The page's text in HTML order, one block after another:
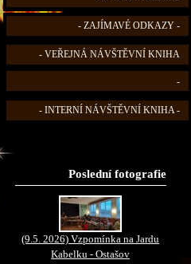
- ZAJÍMAVÉ ODKAZY -
- VEŘEJNÁ NÁVŠTĚVNÍ KNIHA
-
- INTERNÍ NÁVŠTĚVNÍ KNIHA -
Poslední fotografie
(9.5. 2026) Vzpomínka na Jardu
Kabelku - Ostašov